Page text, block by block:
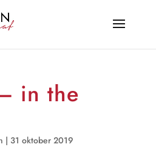
in the
| 31 oktober 2019